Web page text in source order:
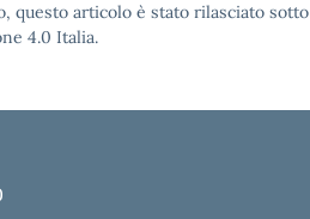
questo articolo è stato rilasciato sotto
4.0 Italia.